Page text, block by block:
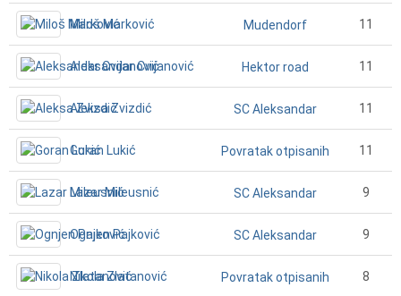
Miloš Marković Mudendorf 11
Aleksandar Cvijanović Hektor road 11
Aleksa Zvizdić SC Aleksandar 11
Goran Lukić Povratak otpisanih 11
Lazar Mileusnić SC Aleksandar 9
Ognjen Pajković SC Aleksandar 9
Nikola Zlatanović Povratak otpisanih 8